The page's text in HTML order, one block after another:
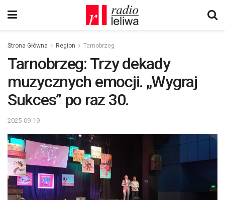
Strona Główna Region Tarnobrzeg
Tarnobrzeg: Trzy dekady
muzycznych emocji. „Wygraj
Sukces” po raz 30.
2025-09-19